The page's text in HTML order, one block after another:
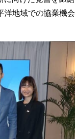
洋地域での協業機会